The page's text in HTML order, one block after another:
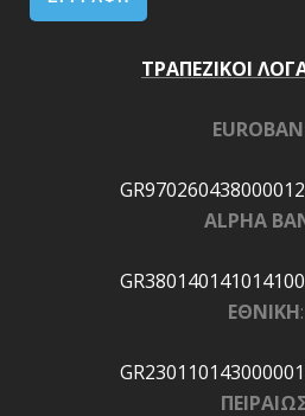
ΤΡΑΠΕΖΙΚΟΙ
ALPHA
ΕΘΝΙΚΗ: